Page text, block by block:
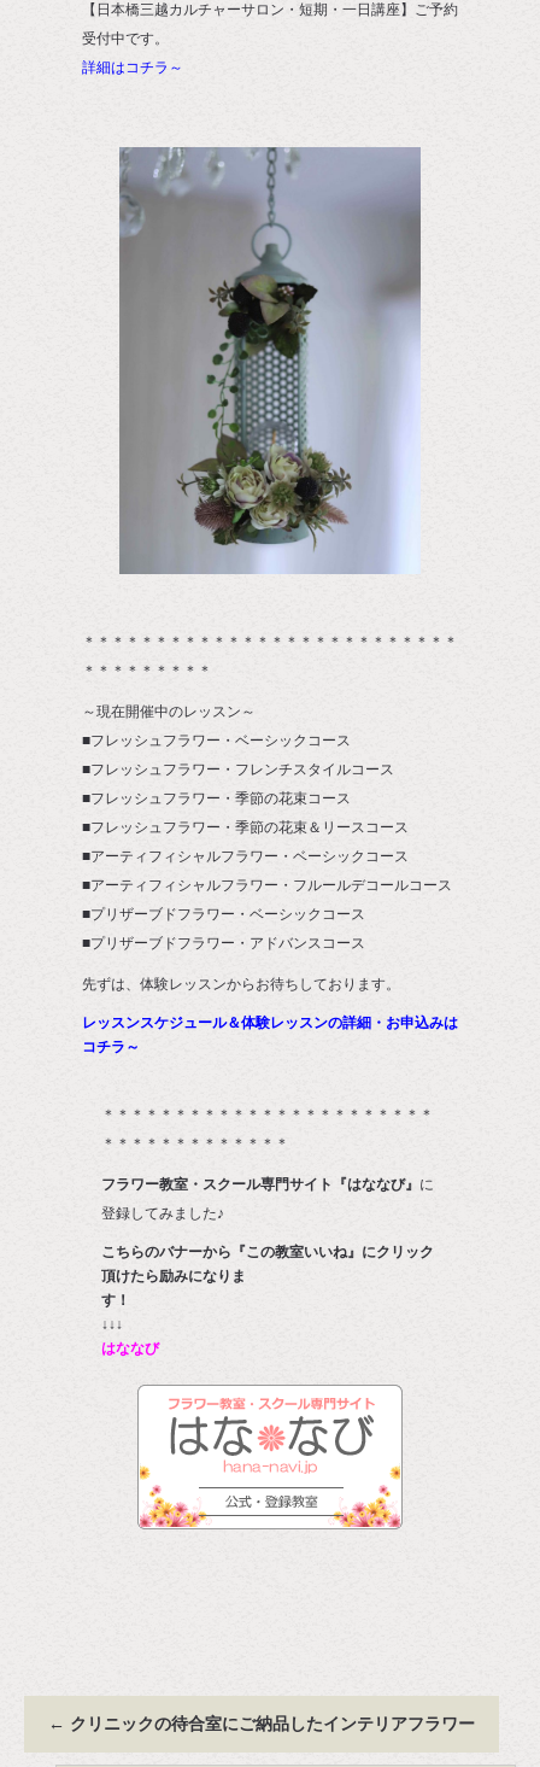
【日本橋三越カルチャーサロン・短期・一日講座】ご予約
受付中です。
詳細はコチラ～
＊＊＊＊＊＊＊＊＊＊＊＊＊＊＊＊＊＊＊＊＊＊＊＊＊＊
＊＊＊＊＊＊＊＊＊
～現在開催中のレッスン～
■フレッシュフラワー・ベーシックコース
■フレッシュフラワー・フレンチスタイルコース
■フレッシュフラワー・季節の花束コース
■フレッシュフラワー・季節の花束＆リースコース
■アーティフィシャルフラワー・ベーシックコース
■アーティフィシャルフラワー・フルールデコールコース
■プリザーブドフラワー・ベーシックコース
■プリザーブドフラワー・アドバンスコース
先ずは、体験レッスンからお待ちしております。
レッスンスケジュール＆体験レッスンの詳細・お申込みは
コチラ～
＊＊＊＊＊＊＊＊＊＊＊＊＊＊＊＊＊＊＊＊＊＊＊
＊＊＊＊＊＊＊＊＊＊＊＊＊
フラワー教室・スクール専門サイト『はななび』 に
登録してみました♪
こちらのバナーから『この教室いいね』にクリック
頂けたら励みになりま
す
↓↓↓
はななび
← クリニックの待合室にご納品したインテリアフラワー